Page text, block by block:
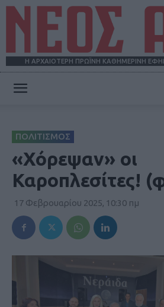
Η ΑΡΧΑΙΟΤΕΡΗ ΠΡΩΪΝΗ ΚΑΘΗΜΕΡΙΝΗ
ΠΟΛΙΤΙΣΜΟΣ
«Χόρεψαν» οι
Καροπλεσίτες!
17 Φεβρουαρίου 2025, 10:30 πμ